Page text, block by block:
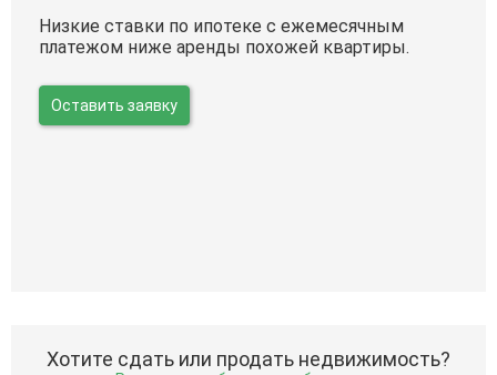
Низкие ставки по ипотеке с ежемесячным
платежом ниже аренды похожей квартиры.
Оставить заявку
Хотите сдать или продать недвижимость?